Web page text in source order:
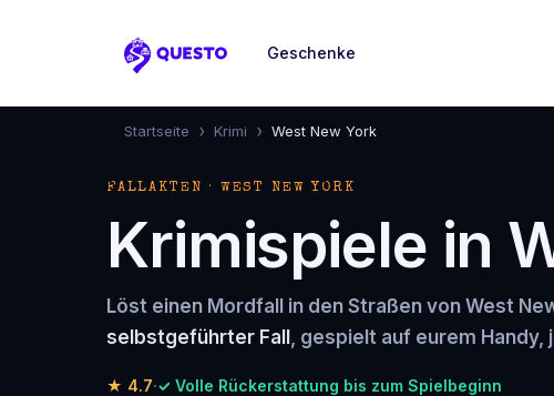
Questo
Geschenke
Startseite › Krimi › West New York
FALLAKTEN · WEST NEW YORK
Krimispiele in
Löst einen Mordfall in den Straßen von West
selbstgeführter Fall , gespielt auf eurem
★ 4.7·✓ Volle Rückerstattung bis zum Spielbeginn